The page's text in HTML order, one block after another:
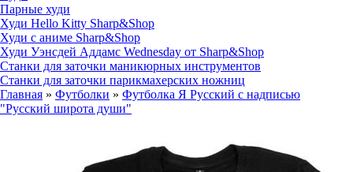
Парные худи
Худи Hello Kitty Sharp&Shop
Худи с аниме Sharp&Shop
Худи Уэнсдей Аддамс Wednesday от Sharp&Shop
Станки для заточки маникюрных инструментов
Станки для заточки парикмахерских ножниц
Главная » Футболки » Футболка Я Русский с надписью
"Русский широта души"